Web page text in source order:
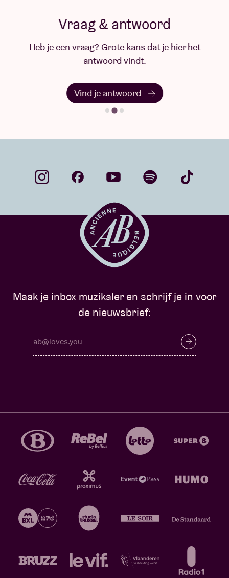
Vraag & antwoord
Heb je een vraag? Grote kans dat je hier het
antwoord vindt.
Vind je antwoord
Maak je inbox muzikaler en schrijf je in voor
de nieuwsbrief: